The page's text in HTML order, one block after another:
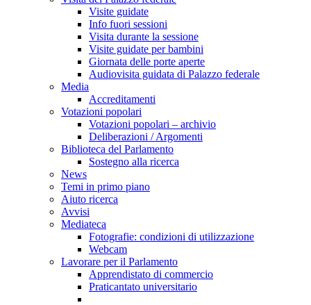
Visite guidate
Info fuori sessioni
Visita durante la sessione
Visite guidate per bambini
Giornata delle porte aperte
Audiovisita guidata di Palazzo federale
Media
Accreditamenti
Votazioni popolari
Votazioni popolari – archivio
Deliberazioni / Argomenti
Biblioteca del Parlamento
Sostegno alla ricerca
News
Temi in primo piano
Aiuto ricerca
Avvisi
Mediateca
Fotografie: condizioni di utilizzazione
Webcam
Lavorare per il Parlamento
Apprendistato di commercio
Praticantato universitario